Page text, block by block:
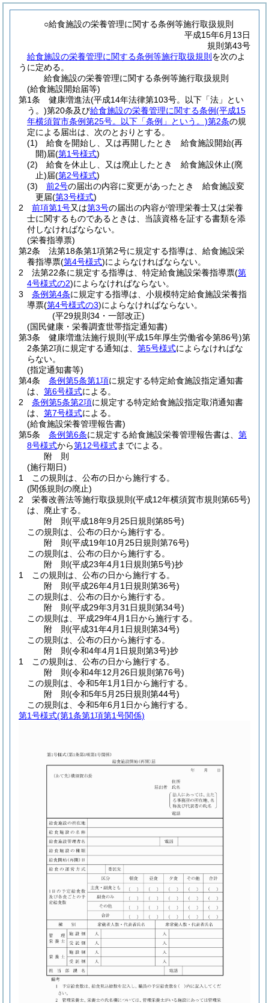
○給食施設の栄養管理に関する条例等施行取扱規則
平成15年6月13日
規則第43号
給食施設の栄養管理に関する条例等施行取扱規則 を次のよ
うに定める。
給食施設の栄養管理に関する条例等施行取扱規則
(給食施設開始届等)
第1条
健康増進法(平成14年法律第103号。以下「法」とい
う。)第20条及び給食施設の栄養管理に関する条例(平成15
年横須賀市条例第25号。以下「条例」という。)第2条の規
定による届出は、次のとおりとする。
(1)
給食を開始し、又は再開したとき 給食施設開始(再
開)届(第1号様式)
(2)
給食を休止し、又は廃止したとき 給食施設休止(廃
止)届(第2号様式)
(3)
前2号の届出の内容に変更があったとき 給食施設変
更届(第3号様式)
2
前項第1号又は第3号の届出の内容が管理栄養士又は栄養
士に関するものであるときは、当該資格を証する書類を添
付しなければならない。
(栄養指導票)
第2条
法第18条第1項第2号に規定する指導は、給食施設栄
養指導票(第4号様式)によらなければならない。
2
法第22条に規定する指導は、特定給食施設栄養指導票(第
4号様式の2)によらなければならない。
3
条例第4条に規定する指導は、小規模特定給食施設栄養指
導票(第4号様式の3)によらなければならない。
(平29規則34・一部改正)
(国民健康・栄養調査世帯指定通知書)
第3条
健康増進法施行規則 (平成15年厚生労働省令第86号)第
2条第2項に規定する通知は、 第5号様式によらなければな
らない。
(指定通知書等)
第4条
条例第5条第1項に規定する特定給食施設指定通知書
は、 第6号様式による。
2
条例第5条第2項に規定する特定給食施設指定取消通知書
は、 第7号様式による。
(給食施設栄養管理報告書)
第5条
条例第6条に規定する給食施設栄養管理報告書は、 第
8号様式から第12号様式までによる。
附 則
(施行期日)
1
この規則は、公布の日から施行する。
(関係規則の廃止)
2
栄養改善法等施行取扱規則 (平成12年横須賀市規則第65号)
は、廃止する。
附 則(平成18年9月25日規則第85号)
この規則は、公布の日から施行する。
附 則(平成19年10月25日規則第76号)
この規則は、公布の日から施行する。
附 則(平成23年4月1日規則第5号)抄
1
この規則は、公布の日から施行する。
附 則(平成26年4月1日規則第36号)
この規則は、公布の日から施行する。
附 則(平成29年3月31日規則第34号)
この規則は、平成29年4月1日から施行する。
附 則(平成31年4月1日規則第34号)
この規則は、公布の日から施行する。
附 則(令和4年4月1日規則第3号)抄
1
この規則は、公布の日から施行する。
附 則(令和4年12月26日規則第76号)
この規則は、令和5年1月1日から施行する。
附 則(令和5年5月25日規則第44号)
この規則は、令和5年6月1日から施行する。
第1号様式(第1条第1項第1号関係)